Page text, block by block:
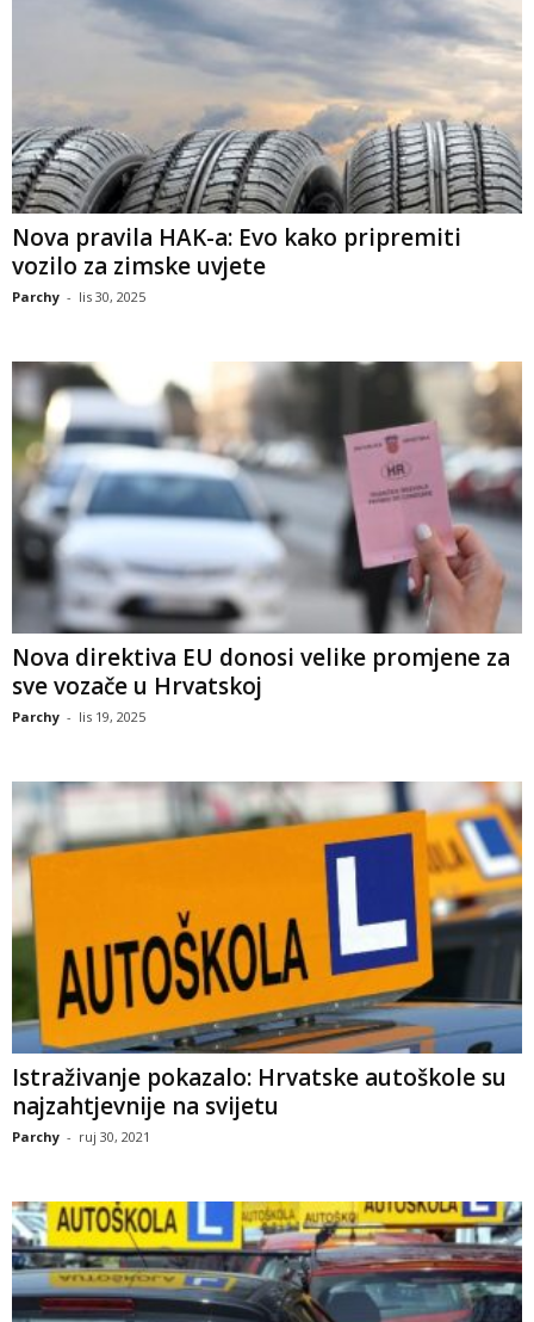
Nova pravila HAK-a: Evo kako pripremiti
vozilo za zimske uvjete
Parchy - lis 30, 2025
Nova direktiva EU donosi velike promjene za
sve vozače u Hrvatskoj
Parchy - lis 19, 2025
Istraživanje pokazalo: Hrvatske autoškole su
najzahtjevnije na svijetu
Parchy - ruj 30, 2021